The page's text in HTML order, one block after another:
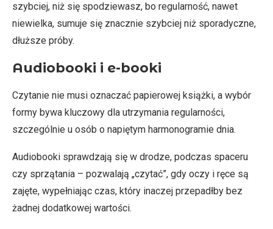
szybciej, niż się spodziewasz, bo regularność, nawet
niewielka, sumuje się znacznie szybciej niż sporadyczne,
dłuższe próby.
Audiobooki i e-booki
Czytanie nie musi oznaczać papierowej książki, a wybór
formy bywa kluczowy dla utrzymania regularności,
szczególnie u osób o napiętym harmonogramie dnia.
Audiobooki sprawdzają się w drodze, podczas spaceru
czy sprzątania – pozwalają „czytać”, gdy oczy i ręce są
zajęte, wypełniając czas, który inaczej przepadłby bez
żadnej dodatkowej wartości.